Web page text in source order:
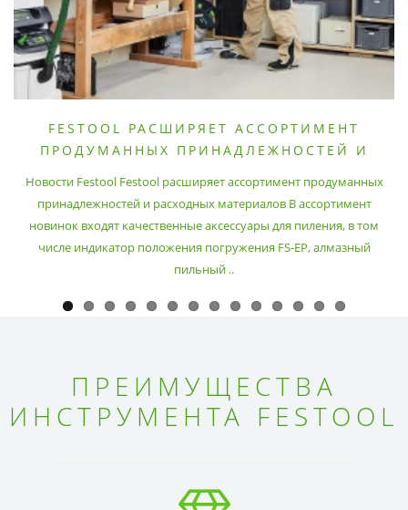
FESTOOL РАСШИРЯЕТ АССОРТИМЕНТ
ПРОДУМАННЫХ ПРИНАДЛЕЖНОСТЕЙ И
Новости Festool Festool расширяет ассортимент продуманных
принадлежностей и расходных материалов В ассортимент
новинок входят качественные аксессуары для пиления, в том
числе индикатор положения погружения FS-EP, алмазный
пильный ..
ПРЕИМУЩЕСТВА
ИНСТРУМЕНТА FESTOOL